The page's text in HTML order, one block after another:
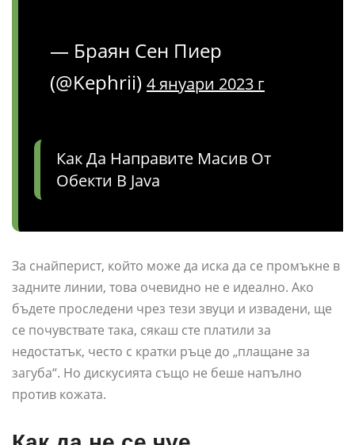
— Браян Сен Пиер
(@Kephrii) 4 януари 2023 г
Как Да Направите Масив От
Обекти В Java
За снайперист, който може да иска да се промъкне в
задните линии, това очевидно не е идеално. Ако
бъдете проследени чрез тези звуци и извадени, ще
се почувствате така, сякаш сте платили за
недостатък, често с кратки ръце до „плащане за
загуба“. Но дискусията също не беше напълно
против кожата.